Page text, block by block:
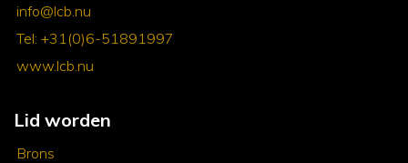
info@lcb.nu
Tel: +31(0)6-51891997
www.lcb.nu
Lid worden
Brons